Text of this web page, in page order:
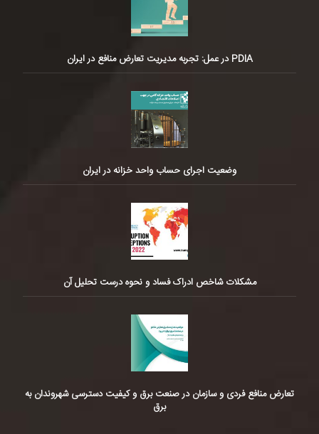
PDIA در عمل: تجربه مدیریت تعارض منافع در ایران
وضعیت اجرای حساب واحد خزانه در ایران
مشکلات شاخص ادراک فساد و نحوه درست تحلیل آن
تعارض منافع فردی و سازمان در صنعت برق و کیفیت دسترسی شهروندان به
برق